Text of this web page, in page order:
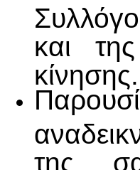
και
κίνησης.
της